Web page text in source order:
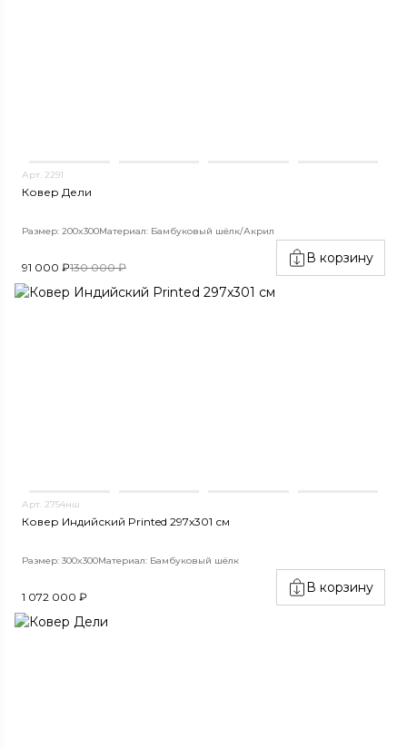
Арт. 2291
Ковер Дели
Размер: 200x300Материал: Бамбуковый шёлк/Акрил
91 000 ₽130 000 ₽
В корзину
Арт. 2754нш
Ковер Индийский Printed 297x301 см
Размер: 300x300Материал: Бамбуковый шёлк
1 072 000 ₽
В корзину